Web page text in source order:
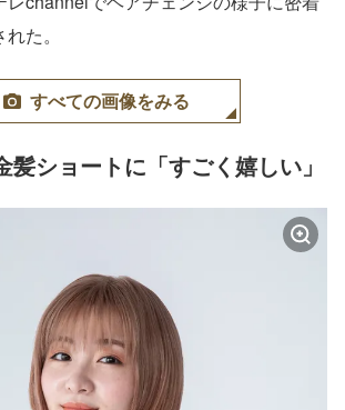
た。
すべての画像をみる
髪ショートに「すごく嬉しい」